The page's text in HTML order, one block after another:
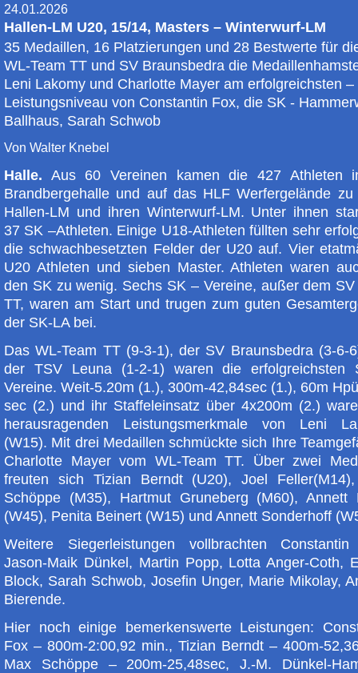
24.01.2026
Hallen-LM U20, 15/14, Masters – Winterwurf-LM
35 Medaillen, 16 Platzierungen und 28 Bestwerte für
WL-Team TT und SV Braunsbedra die
Leni Lakomy und Charlotte Mayer am erfolgreichsten –
Leistungsniveau von Constantin Fox, die SK -
Ballhaus, Sarah Schwob
Von Walter Knebel
Halle. Aus 60 Vereinen kamen die 427 Athleten
Brandbergehalle und auf das HLF Werfergelände zu
Hallen-LM und ihren Winterwurf-LM. Unter ihnen
37 SK –Athleten. Einige U18-Athleten füllten sehr
die schwachbesetzten Felder der U20 auf. Vier
U20 Athleten und sieben Master. Athleten waren
den SK zu wenig. Sechs SK – Vereine, außer dem
TT, waren am Start und trugen zum guten
der SK-LA bei.
Das WL-Team TT (9-3-1), der SV Braunsbedra (3-6-
der TSV Leuna (1-2-1) waren die erfolgreichsten
Vereine. Weit-5.20m (1.), 300m-42,84sec (1.), 60m
sec (2.) und ihr Staffeleinsatz über 4x200m (2.)
herausragenden Leistungsmerkmale von Leni
(W15). Mit drei Medaillen schmückte sich Ihre
Charlotte Mayer vom WL-Team TT. Über zwei
freuten sich Tizian Berndt (U20), Joel
Schöppe (M35), Hartmut Gruneberg (M60), Annett
(W45), Penita Beinert (W15) und Annett Sonderhoff
Weitere Siegerleistungen vollbrachten
Jason-Maik Dünkel, Martin Popp, Lotta Anger-Coth,
Block, Sarah Schwob, Josefin Unger, Marie Mikolay,
Bierende.
Hier noch einige bemerkenswerte Leistungen:
Fox – 800m-2:00,92 min., Tizian Berndt – 400m-
Max Schöppe – 200m-25,48sec, J.-M. Dünkel-